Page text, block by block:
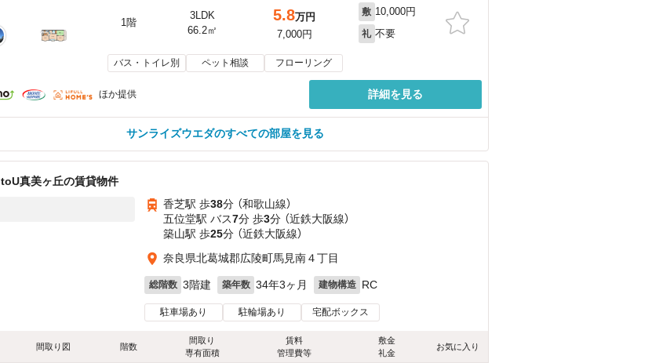
1階
3LDK
66.2㎡
5.8万円
7,000円
敷 10,000円
礼 不要
バス・トイレ別 ペット相談 フローリング
ほか提供 詳細を見る
サンライズウエダのすべての部屋を見る
toU真美ヶ丘の賃貸物件
香芝駅 歩38分 （和歌山線）
五位堂駅 バス7分 歩3分 （近鉄大阪線）
築山駅 歩25分 （近鉄大阪線）
奈良県北葛城郡広陵町馬見南４丁目
総階数 3階建 築年数 34年3ヶ月 建物構造 RC
駐車場あり 駐輪場あり 宅配ボックス
間取り図 階数
間取り
専有面積
賃料
管理費等
敷金
礼金
お気に入り